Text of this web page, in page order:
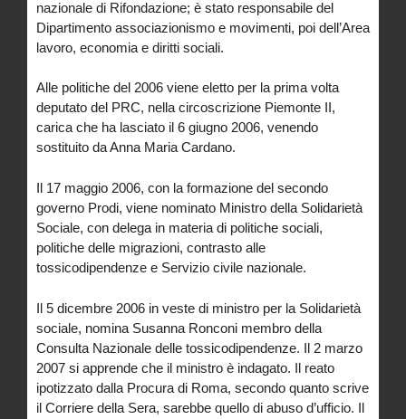
nazionale di Rifondazione; è stato responsabile del
Dipartimento associazionismo e movimenti, poi dell’Area
lavoro, economia e diritti sociali.
Alle politiche del 2006 viene eletto per la prima volta
deputato del PRC, nella circoscrizione Piemonte II,
carica che ha lasciato il 6 giugno 2006, venendo
sostituito da Anna Maria Cardano.
Il 17 maggio 2006, con la formazione del secondo
governo Prodi, viene nominato Ministro della Solidarietà
Sociale, con delega in materia di politiche sociali,
politiche delle migrazioni, contrasto alle
tossicodipendenze e Servizio civile nazionale.
Il 5 dicembre 2006 in veste di ministro per la Solidarietà
sociale, nomina Susanna Ronconi membro della
Consulta Nazionale delle tossicodipendenze. Il 2 marzo
2007 si apprende che il ministro è indagato. Il reato
ipotizzato dalla Procura di Roma, secondo quanto scrive
il Corriere della Sera, sarebbe quello di abuso d’ufficio. Il